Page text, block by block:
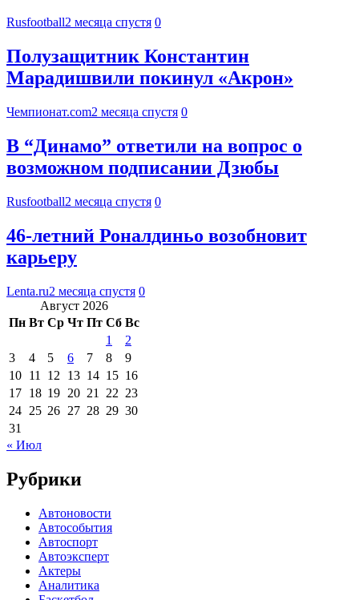
Rusfootball2 месяца спустя 0
Полузащитник Константин
Марадишвили покинул «Акрон»
Чемпионат.com2 месяца спустя 0
В “Динамо” ответили на вопрос о
возможном подписании Дзюбы
Rusfootball2 месяца спустя 0
46-летний Роналдиньо возобновит
карьеру
Lenta.ru2 месяца спустя 0
Август 2026
Пн Вт Ср Чт Пт Сб Вс
1
2
3
4 5 6 7 8
9
10 11 12 13 14 15 16
17 18 19 20 21 22 23
24 25 26 27 28 29 30
31
« Июл
Рубрики
Автоновости
Автособытия
Автоспорт
Автоэксперт
Актеры
Аналитика